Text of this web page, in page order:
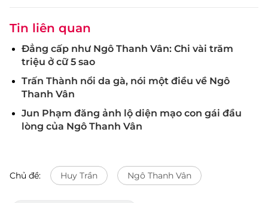
Tin liên quan
Đẳng cấp như Ngô Thanh Vân: Chi vài trăm
triệu ở cữ 5 sao
Trấn Thành nổi da gà, nói một điều về Ngô
Thanh Vân
Jun Phạm đăng ảnh lộ diện mạo con gái đầu
lòng của Ngô Thanh Vân
Chủ đề: Huy Trần Ngô Thanh Vân